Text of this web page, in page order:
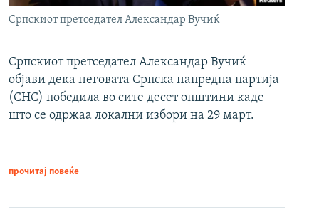
Српскиот претседател Александар Вучиќ
Српскиот претседател Александар Вучиќ
објави дека неговата Српска напредна партија
(СНС) победила во сите десет општини каде
што се одржаа локални избори на 29 март.
прочитај повеќе